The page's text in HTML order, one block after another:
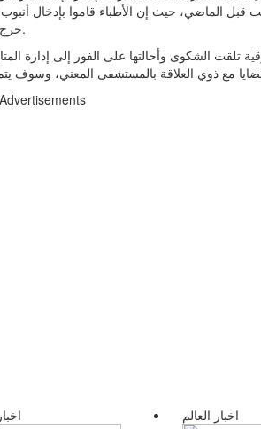
قبل الماضي، حيث إن الأطباء قاموا بإدخال
خرج من فمها وأنفها، وعلى إثرها فارقت الحياة (حسب وصفه).
تلقت الشكوى وأحالتها على الفور إلى إدارة
Advertisements
اخبار العالم